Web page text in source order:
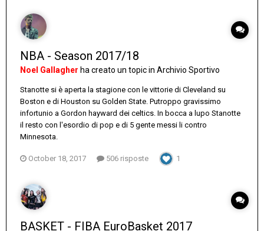
NBA - Season 2017/18
Noel Gallagher ha creato un topic in Archivio Sportivo
Stanotte si è aperta la stagione con le vittorie di Cleveland su
Boston e di Houston su Golden State. Putroppo gravissimo
infortunio a Gordon hayward dei celtics. In bocca a lupo Stanotte
il resto con l'esordio di pop e di 5 gente messi li contro
Minnesota.
October 18, 2017 506 risposte 1
BASKET - FIBA EuroBasket 2017